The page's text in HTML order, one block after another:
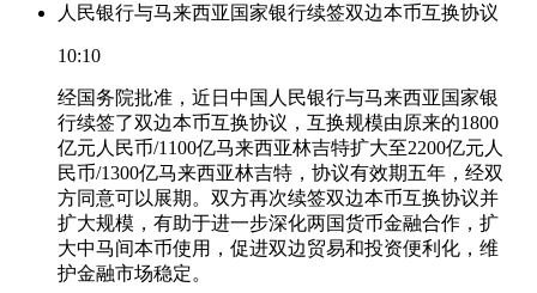
人民银行与马来西亚国家银行续签双边本币互换协议
10:10
经国务院批准，近日中国人民银行与马来西亚国家银
行续签了双边本币互换协议，互换规模由原来的1800
亿元人民币/1100亿马来西亚林吉特扩大至2200亿元人
民币/1300亿马来西亚林吉特，协议有效期五年，经双
方同意可以展期。双方再次续签双边本币互换协议并
扩大规模，有助于进一步深化两国货币金融合作，扩
大中马间本币使用，促进双边贸易和投资便利化，维
护金融市场稳定。